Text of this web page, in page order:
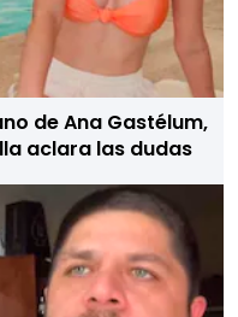
de Ana Gastélum,
aclara las dudas